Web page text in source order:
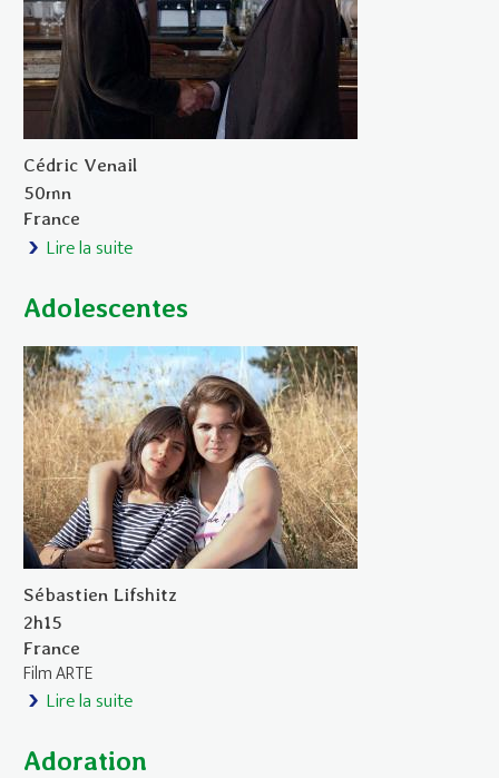
Cédric Venail
50mn
France
Lire la suite
Adolescentes
Sébastien Lifshitz
2h15
France
Film ARTE
Lire la suite
Adoration